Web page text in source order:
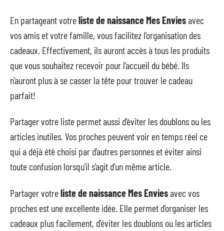
En partageant votreliste de naissance Mes Enviesavec
vos amis et votre famille, vous facilitez l’organisation des
cadeaux. Effectivement, ils auront accès à tous les produits
que vous souhaitez recevoir pour l’accueil du bébé. Ils
n’auront plus à se casser la tête pour trouver le cadeau
parfait!
Partager votre liste permet aussi d’éviter les doublons ou les
articles inutiles. Vos proches peuvent voir en temps réel ce
qui a déjà été choisi par d’autres personnes et éviter ainsi
toute confusion lorsqu’il s’agit d’un même article.
Partager votreliste de naissance Mes Enviesavec vos
proches est une excellente idée. Elle permet d’organiser les
cadeaux plus facilement, d’éviter les doublons ou les articles